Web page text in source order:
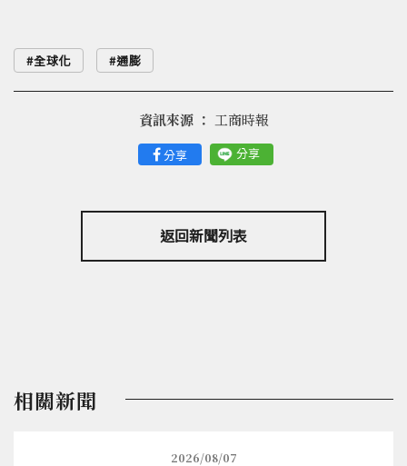
全球化 通膨
分享 分享
資訊來源 ： 工商時報
返回新聞列表
相關新聞
2026/08/07